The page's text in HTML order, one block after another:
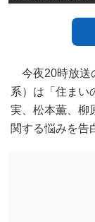
今夜20時放送
系）は「住まい
実、松本薫、柳
関する悩みを告